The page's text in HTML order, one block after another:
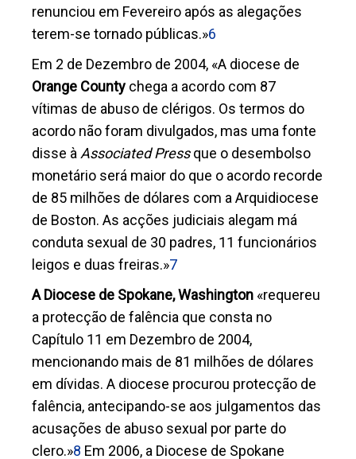
renunciou em Fevereiro após as alegações
terem-se tornado públicas.»6
Em 2 de Dezembro de 2004, «A diocese de
Orange County chega a acordo com 87
vítimas de abuso de clérigos. Os termos do
acordo não foram divulgados, mas uma fonte
disse à Associated Pressque o desembolso
monetário será maior do que o acordo recorde
de 85 milhões de dólares com a Arquidiocese
de Boston. As acções judiciais alegam má
conduta sexual de 30 padres, 11 funcionários
leigos e duas freiras.»7
A Diocese de Spokane, Washington «requereu
a protecção de falência que consta no
Capítulo 11 em Dezembro de 2004,
mencionando mais de 81 milhões de dólares
em dívidas. A diocese procurou protecção de
falência, antecipando-se aos julgamentos das
acusações de abuso sexual por parte do
clero.»8 Em 2006, a Diocese de Spokane